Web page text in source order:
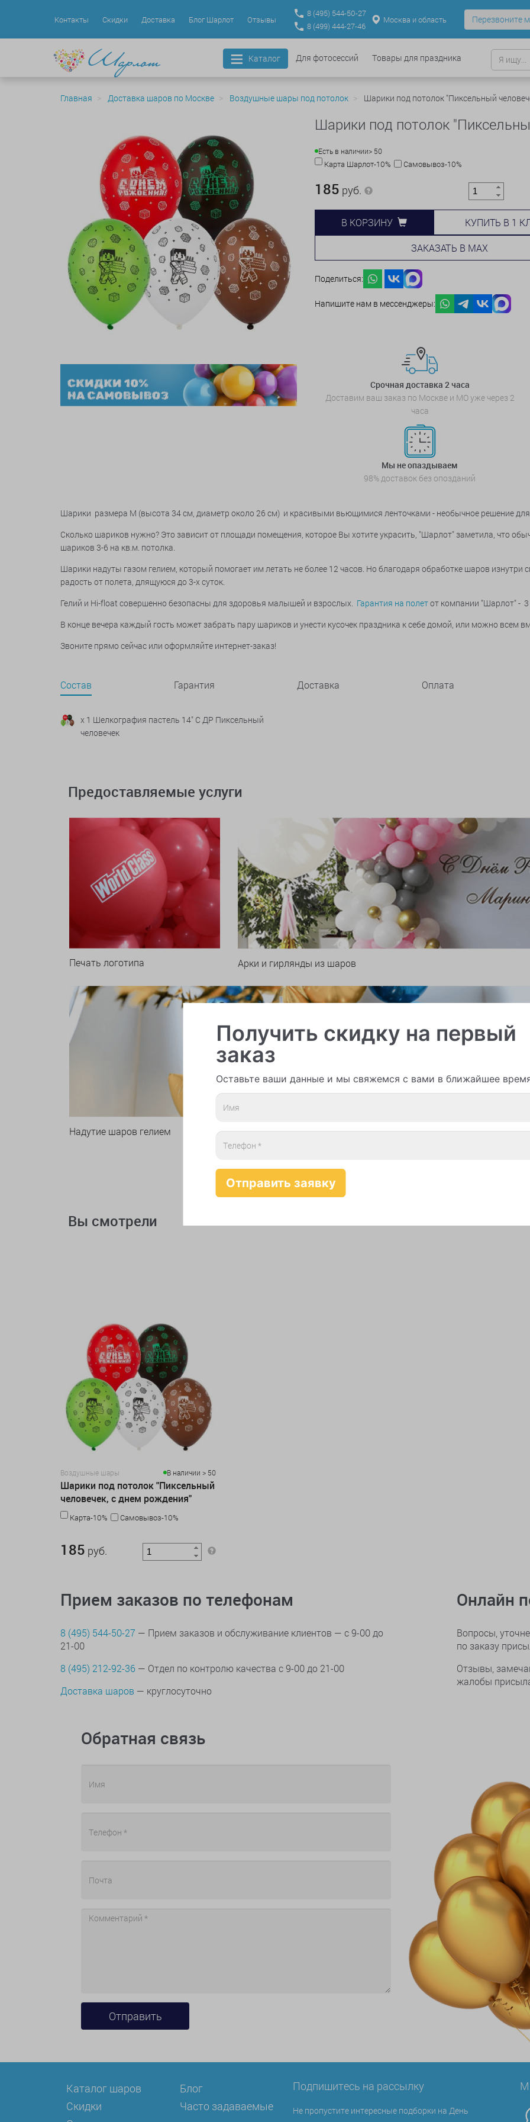
Контакты Скидки Доставка Блог Шарлот Отзывы
8 (495) 544-50-27
8 (499) 444-27-46
Москва и область Перезвоните
Каталог Для фотосессий Товары для праздника
Главная Доставка шаров по Москве Воздушные шары под потолок Шарики под потолок "Пиксельный
Шарики под потолок
Есть в наличии> 50
Карта Шарлот-10% Самовывоз-10%
185 руб.
В КОРЗИНУ КУПИТЬ В 1
ЗАКАЗАТЬ В MAX
Поделиться:
Напишите нам в мессенджеры:
Срочная доставка 2 часа
Доставим ваш заказ по Москве и МО уже через 2
часа
Мы не опаздываем
98% доставок без опозданий
Шарики размера M (высота 34 см, диаметр около 26 см) и красивыми вьющимися ленточками - необычное решение
Сколько шариков нужно? Это зависит от площади помещения, которое Вы хотите украсить, "Шарлот" заметила, что
шариков 3-6 на кв.м. потолка.
Шарики надуты газом гелием, который помогает им летать не более 12 часов. Но благодаря обработке шаров
радость от полета, длящуюся до 3-х суток.
Гелий и Hi-float совершенно безопасны для здоровья малышей и взрослых. Гарантия на полетот компании "Шарлот" - 3
В конце вечера каждый гость может забрать пару шариков и унести кусочек праздника к себе домой, или можно всем
Звоните прямо сейчас или оформляйте интернет-заказ!
Состав Гарантия Доставка Оплата
x 1 Шелкография пастель 14" С ДР Пиксельный
человечек
Предоставляемые услуги
Печать логотипа Арки и гирлянды из шаров
Надутие шаров гелием
Вы смотрели
Воздушные шары В наличии > 50
Шарики под потолок "Пиксельный
человечек, с днем рождения"
Карта-10%
Самовывоз-10%
185 руб.
Прием заказов по телефонам
8 (495) 544-50-27 — Прием заказов и обслуживание клиентов — с 9-00 до
21-00
8 (495) 212-92-36 — Отдел по контролю качества с 9-00 до 21-00
Доставка шаров — круглосуточно
Онлайн
Вопросы,
по заказу
Отзывы,
жалобы
Обратная связь
Получить скидку на первый
заказ
Оставьте ваши данные и мы свяжемся с вами в ближайшее
Каталог шаров
Скидки
Блог
Часто задаваемые
Подпишитесь на рассылку
Не пропустите интересные подборки на День